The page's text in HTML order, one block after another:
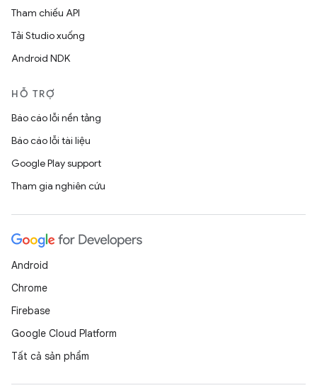
Tham chiếu API
Tải Studio xuống
Android NDK
HỖ TRỢ
Báo cáo lỗi nền tảng
Báo cáo lỗi tài liệu
Google Play support
Tham gia nghiên cứu
Android
Chrome
Firebase
Google Cloud Platform
Tất cả sản phẩm